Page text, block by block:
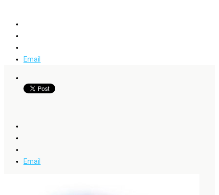
Email
Email